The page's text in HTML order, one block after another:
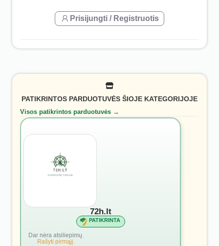
Prisijungti / Registruotis
PATIKRINTOS PARDUOTUVĖS ŠIOJE KATEGORIJOJE
Visos patikrintos parduotuvės →
72h.lt
PATIKRINTA
Dar nėra atsiliepimų.
Rašyti pirmąjį.